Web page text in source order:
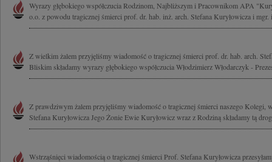
Wyrazy głębokiego współczucia Rodzinom, Najbliższym i Pracownikom APA
o.o. z powodu tragicznej śmierci prof. dr. hab. inż. arch. Stefana Kuryłowicza i mgr.
Z wielkim żalem przyjęliśmy wiadomość o tragicznej śmierci prof. dr. hab. arch.
Bliskim składamy wyrazy głębokiego współczucia Włodzimierz Włodarczyk -
Z prawdziwym żalem przyjęliśmy wiadomość o tragicznej śmierci naszego Kolegi,
Stefana Kuryłowicza Jego Żonie Ewie Kuryłowicz wraz z Rodziną składamy tą
Wstrząśnięci wiadomością o tragicznej śmierci Prof. Stefana Kuryłowicza